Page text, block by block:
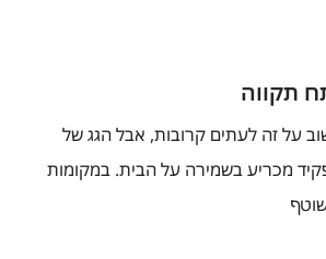
תקווה
על זה לעתים קרובות, אבל הגג של
מכריע בשמירה על הבית. במקומות